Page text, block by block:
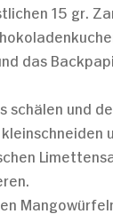
15 gr.
das
und